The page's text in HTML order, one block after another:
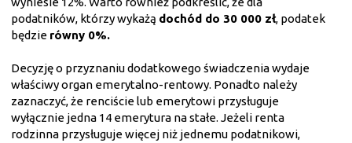
podatników, którzy wykażą dochód do 30 000 zł, podatek
będzie równy 0%.
Decyzję o przyznaniu dodatkowego świadczenia wydaje
właściwy organ emerytalno-rentowy. Ponadto należy
zaznaczyć, że renciście lub emerytowi przysługuje
wyłącznie jedna 14 emerytura na stałe. Jeżeli renta
rodzinna przysługuje więcej niż jednemu podatnikowi,